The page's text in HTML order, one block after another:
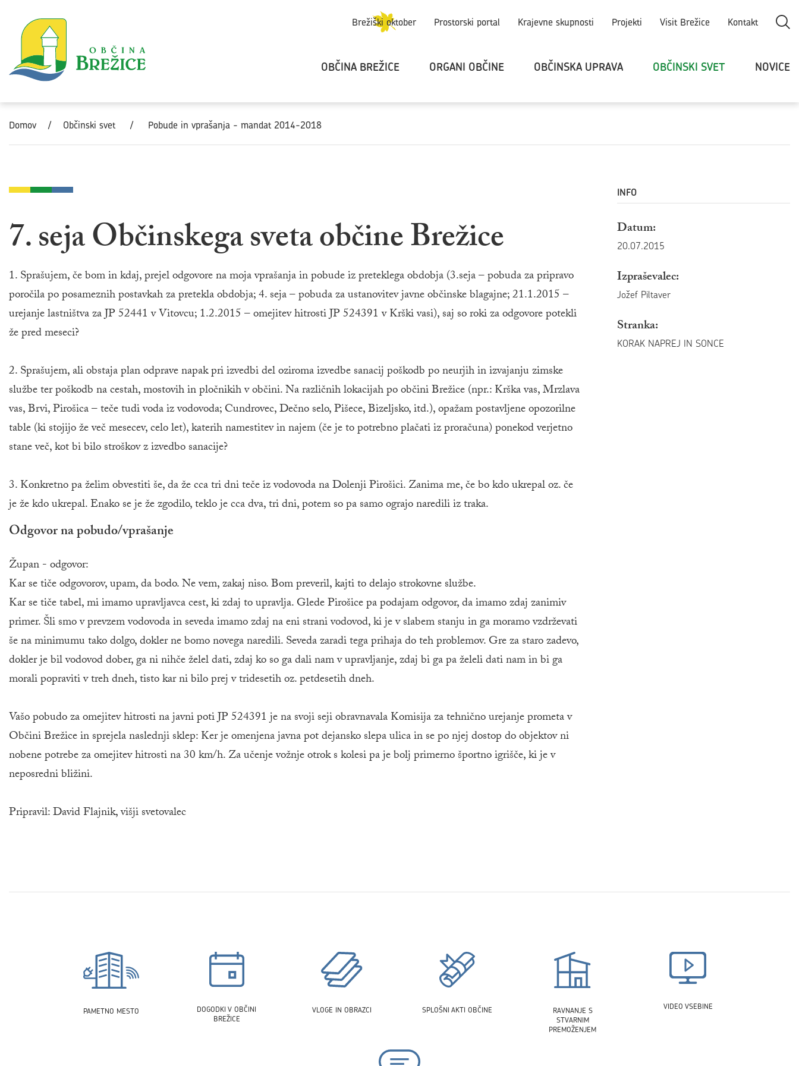
Brežiški oktober Prostorski portal Krajevne skupnosti Projekti Visit Brežice Kontakt
OBČINA BREŽICE ORGANI OBČINE OBČINSKA UPRAVA OBČINSKI SVET NOVICE
Domov / Občinski svet / Pobude in vprašanja - mandat 2014-2018
7. seja Občinskega sveta občine Brežice
1. Sprašujem, če bom in kdaj, prejel odgovore na moja vprašanja in pobude iz preteklega obdobja (3.seja – pobuda za pripravo
poročila po posameznih postavkah za pretekla obdobja; 4. seja – pobuda za ustanovitev javne občinske blagajne; 21.1.2015 –
urejanje lastništva za JP 52441 v Vitovcu; 1.2.2015 – omejitev hitrosti JP 524391 v Krški vasi), saj so roki za odgovore potekli
že pred meseci?
2. Sprašujem, ali obstaja plan odprave napak pri izvedbi del oziroma izvedbe sanacij poškodb po neurjih in izvajanju zimske
službe ter poškodb na cestah, mostovih in pločnikih v občini. Na različnih lokacijah po občini Brežice (npr.: Krška vas, Mrzlava
vas, Brvi, Pirošica – teče tudi voda iz vodovoda; Cundrovec, Dečno selo, Pišece, Bizeljsko, itd.), opažam postavljene opozorilne
table (ki stojijo že več mesecev, celo let), katerih namestitev in najem (če je to potrebno plačati iz proračuna) ponekod verjetno
stane več, kot bi bilo stroškov z izvedbo sanacije?
3. Konkretno pa želim obvestiti še, da že cca tri dni teče iz vodovoda na Dolenji Pirošici. Zanima me, če bo kdo ukrepal oz. če
je že kdo ukrepal. Enako se je že zgodilo, teklo je cca dva, tri dni, potem so pa samo ograjo naredili iz traka.
Odgovor na pobudo/vprašanje
Župan - odgovor:
Kar se tiče odgovorov, upam, da bodo. Ne vem, zakaj niso. Bom preveril, kajti to delajo strokovne službe.
Kar se tiče tabel, mi imamo upravljavca cest, ki zdaj to upravlja. Glede Pirošice pa podajam odgovor, da imamo zdaj zanimiv
primer. Šli smo v prevzem vodovoda in seveda imamo zdaj na eni strani vodovod, ki je v slabem stanju in ga moramo vzdrževati
še na minimumu tako dolgo, dokler ne bomo novega naredili. Seveda zaradi tega prihaja do teh problemov. Gre za staro zadevo,
dokler je bil vodovod dober, ga ni nihče želel dati, zdaj ko so ga dali nam v upravljanje, zdaj bi ga pa želeli dati nam in bi ga
morali popraviti v treh dneh, tisto kar ni bilo prej v tridesetih oz. petdesetih dneh.
Vašo pobudo za omejitev hitrosti na javni poti JP 524391 je na svoji seji obravnavala Komisija za tehnično urejanje prometa v
Občini Brežice in sprejela naslednji sklep: Ker je omenjena javna pot dejansko slepa ulica in se po njej dostop do objektov ni
nobene potrebe za omejitev hitrosti na 30 km/h. Za učenje vožnje otrok s kolesi pa je bolj primerno športno igrišče, ki je v
neposredni bližini.
Pripravil: David Flajnik, višji svetovalec
INFO
Datum:
20.07.2015
Izpraševalec:
Jožef Piltaver
Stranka:
KORAK NAPREJ IN SONCE
PAMETNO MESTO
DOGODKI V OBČINI
BREŽICE
VLOGE IN OBRAZCI SPLOŠNI AKTI OBČINE
RAVNANJE S
STVARNIM
PREMOŽENJEM
VIDEO VSEBINE